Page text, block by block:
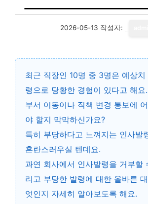
2026-05-13 작성자:
최근 직장인 10명 중 3명은 예상
령으로 당황한 경험이 있다고 해요
부서 이동이나 직책 변경 통보에
야 할지 막막하신가요?
특히 부당하다고 느껴지는 인사발
혼란스러우실 텐데요.
과연 회사에서 인사발령을 거부할
리고 부당한 발령에 대한 올바른
엇인지 자세히 알아보도록 해요.